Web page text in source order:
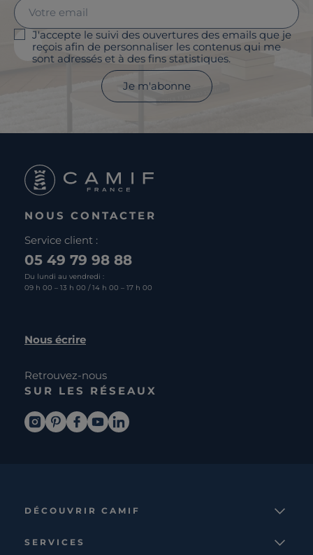
J'accepte le suivi des ouvertures des emails que je
reçois afin de personnaliser les contenus qui me
sont adressés et à des fins statistiques.
Je m'abonne
NOUS CONTACTER
Service client :
05 49 79 98 88
Du lundi au vendredi :
09 h 00 – 13 h 00 / 14 h 00 – 17 h 00
Nous écrire
Retrouvez-nous
SUR LES RÉSEAUX
DÉCOUVRIR CAMIF
SERVICES